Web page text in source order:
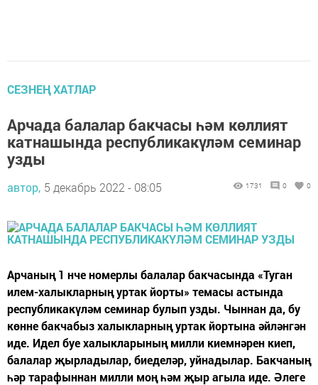
СЕЗНЕҢ ХАТЛАР
Арчада балалар бакчасы һәм көллият
катнашында республикакүләм семинар
узды
автор, 5 декабрь 2022 - 08:05 1731 0 0
Арчаның 1 нче номерлы балалар бакчасында «Туган
илем-халыкларның уртак йорты» темасы астында
республикакүләм семинар булып узды. Чыннан да, бу
көнне бакчабыз халыкларның уртак йортына әйләнгән
иде. Идел буе халыкларының милли киемнәрен киеп,
балалар җырладылар, биеделәр, уйнадылар. Бакчаның
һәр тарафыннан милли моң һәм җыр агыла иде. Әлеге